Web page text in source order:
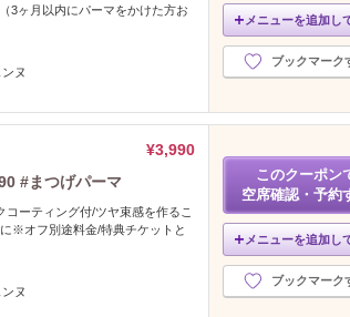
3ヶ月以内にパーマをかけた方お
ヌ
メニューを追加し
ブックマーク
¥3,990
#まつげパーマ
ーティング付/ツヤ束感を作るこ
※オフ別途料金/特典チケットと
ヌ
このクーポン
空席確認・予約
メニューを追加し
ブックマーク